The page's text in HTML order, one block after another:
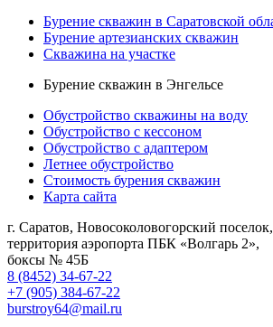
Бурение скважин в Саратовской
Бурение артезианских скважин
Скважина на участке
Бурение скважин в Энгельсе
Обустройство скважины на воду
Обустройство с кессоном
Обустройство с адаптером
Летнее обустройство
Стоимость бурения скважин
Карта сайта
г. Саратов, Новосоколовогорский поселок,
территория аэропорта ПБК «Волгарь 2»,
боксы № 45Б
8 (8452) 34-67-22
+7 (905) 384-67-22
burstroy64@mail.ru